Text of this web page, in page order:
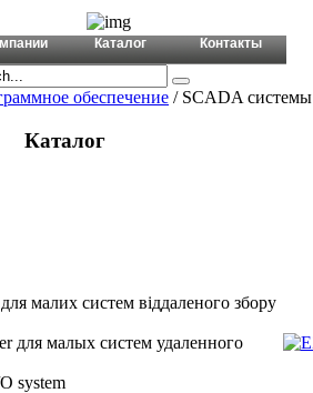
Каталог Контакты
обеспечение / SCADA системы
Каталог
малих систем віддаленого збору
для малых систем удаленного
system